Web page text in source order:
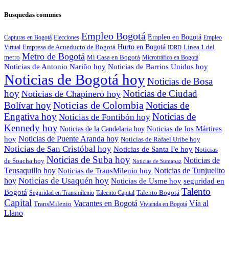
Busquedas comunes
Capturas en Bogotá Elecciones Empleo Bogotá Empleo en Bogotá Empleo
Virtual Empresa de Acueducto de Bogotá Hurto en Bogotá IDRD Línea 1 del
metro Metro de Bogotá Mi Casa en Bogotá Microtráfico en Bogotá
Noticias de Antonio Nariño hoy Noticias de Barrios Unidos hoy
Noticias de Bogotá hoyNoticias de Bosa
hoy Noticias de Chapinero hoy Noticias de Ciudad
Bolívar hoyNoticias de Colombia Noticias de
Engativa hoy Noticias de Fontibón hoy Noticias de
Kennedy hoy Noticias de la Candelaria hoy Noticias de los Mártires
hoy Noticias de Puente Aranda hoy Noticias de Rafael Uribe hoy
Noticias de San Cristóbal hoy Noticias de Santa Fe hoy Noticias
de Soacha hoy Noticias de Suba hoy Noticias de Sumapaz Noticias de
Teusaquillo hoy Noticias de TransMilenio hoy Noticias de Tunjuelito
hoy Noticias de Usaquén hoy Noticias de Usme hoy seguridad en
Bogotá Seguridad en Transmilenio Taleento Capital Talento Bogotá Talento
Capital TransMilenio Vacantes en Bogotá Vivienda en Bogotá Vía al
Llano